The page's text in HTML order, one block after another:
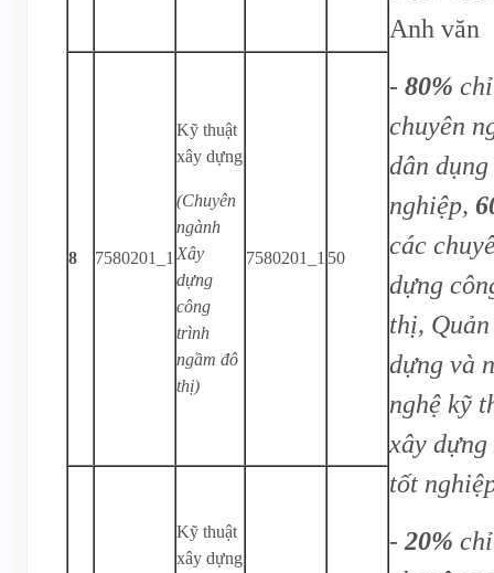
Anh văn
- 80%
chuyên
dân
nghiệp,
các
dựng
thị,
dựng và
nghệ kỹ
xây
tốt
- 20%
8 7580201_1
Kỹ thuật
xây dựng
(Chuyên
ngành
Xây
dựng
công
trình
ngầm đô
thị)
7580201_1 50
Kỹ thuật
xây dựng